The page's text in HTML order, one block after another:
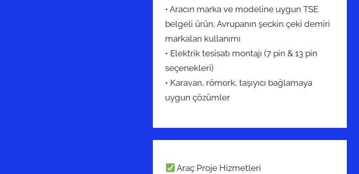
• Aracın marka ve modeline uygun TSE
belgeli ürün, Avrupanın şeckin çeki demiri
markaları kullanımı
• Elektrik tesisatı montajı (7 pin & 13 pin
seçenekleri)
• Karavan, römork, taşıyıcı bağlamaya
uygun çözümler
Araç Proje Hizmetleri